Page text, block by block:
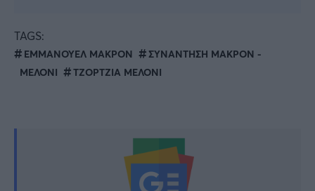
TAGS:
ΕΜΜΑΝΟΥΕΛ ΜΑΚΡΟΝ
ΣΥΝΑΝΤΗΣΗ ΜΑΚΡΟΝ -
ΜΕΛΟΝΙ
ΤΖΟΡΤΖΙΑ ΜΕΛΟΝΙ